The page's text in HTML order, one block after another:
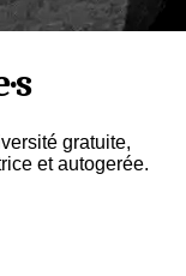
gratuite,
et autogerée.